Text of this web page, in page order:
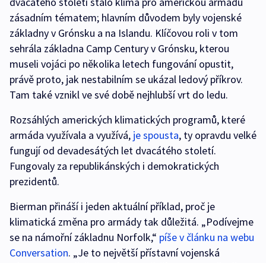
zásadním tématem; hlavním důvodem byly vojenské
základny v Grónsku a na Islandu. Klíčovou roli v tom
sehrála základna Camp Century v Grónsku, kterou
museli vojáci po několika letech fungování opustit,
právě proto, jak nestabilním se ukázal ledový příkrov.
Tam také vznikl ve své době nejhlubší vrt do ledu.
Rozsáhlých amerických klimatických programů, které
armáda využívala a využívá, je spousta, ty opravdu velké
fungují od devadesátých let dvacátého století.
Fungovaly za republikánských i demokratických
prezidentů.
Bierman přináší i jeden aktuální příklad, proč je
klimatická změna pro armády tak důležitá. „Podívejme
se na námořní základnu Norfolk,“ píše v článku na webu
Conversation. „Je to největší přístavní vojenská